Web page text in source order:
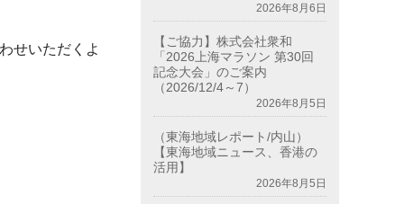
せいただくよ
2026年8月6日
【ご協力】株式会社衆和
「2026上海マラソン 第30回
記念大会」のご案内
（2026/12/4～7）
2026年8月5日
（東海地域レポート/内山）
【東海地域ニュース、香港の
活用】
2026年8月5日